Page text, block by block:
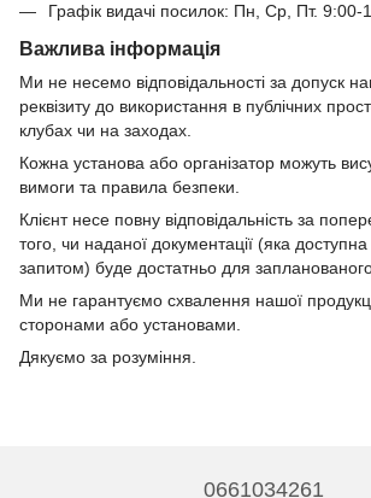
Графік видачі посилок: Пн, Ср, Пт. 9:00-
Важлива інформація
Ми не несемо відповідальності за допуск
реквізиту до використання в публічних
клубах чи на заходах.
Кожна установа або організатор можуть
вимоги та правила безпеки.
Клієнт несе повну відповідальність за
того, чи наданої документації (яка
запитом) буде достатньо для
Ми не гарантуємо схвалення нашої
сторонами або установами.
Дякуємо за розуміння.
0661034261